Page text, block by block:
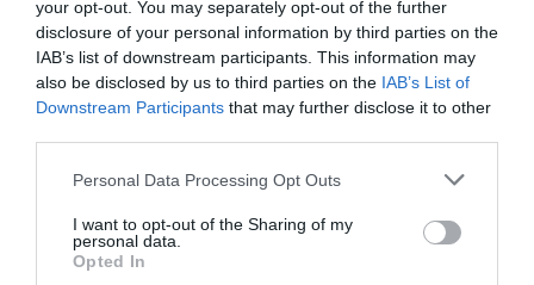
your opt-out. You may separately opt-out of the further
disclosure of your personal information by third parties on the
IAB’s list of downstream participants. This information may
also be disclosed by us to third parties on the IAB’s List of
Downstream Participants that may further disclose it to other
Personal Data Processing Opt Outs
I want to opt-out of the Sharing of my
personal data.
Opted In
Según expuso el grupo proponente, las respuestas facilitadas
hasta el momento por el equipo de gobierno en anteriores
sesiones plenarias no habían permitido aclarar todas las
dudas existentes, motivo por el que solicitaron una
comparecencia específica contemplada en el Reglamento